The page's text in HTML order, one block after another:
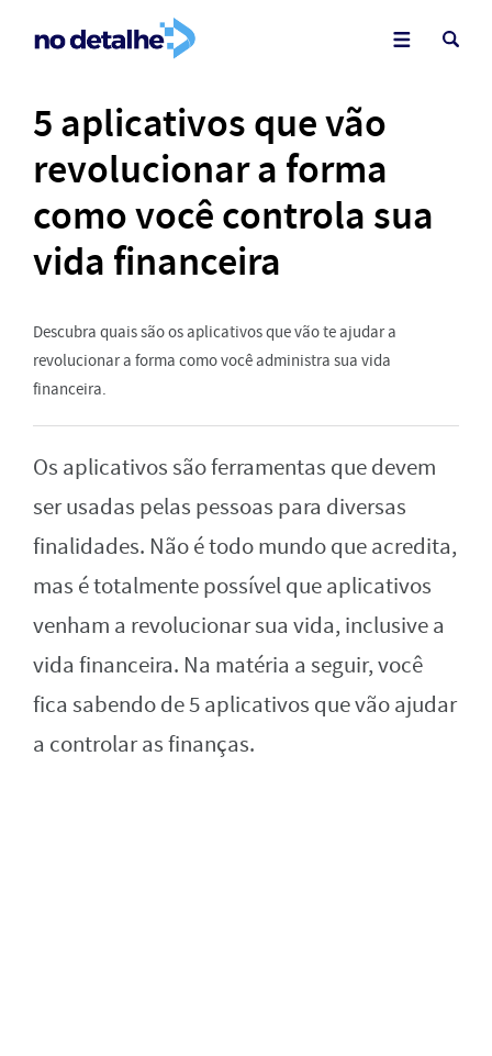
5 aplicativos que vão
revolucionar a forma
como você controla sua
vida financeira
Descubra quais são os aplicativos que vão te ajudar a
revolucionar a forma como você administra sua vida
financeira.
Os aplicativos são ferramentas que devem
ser usadas pelas pessoas para diversas
finalidades. Não é todo mundo que acredita,
mas é totalmente possível que aplicativos
venham a revolucionar sua vida, inclusive a
vida financeira. Na matéria a seguir, você
fica sabendo de 5 aplicativos que vão ajudar
a controlar as finanças.